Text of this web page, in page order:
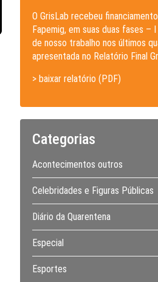
O GrisLab recebeu
Fapemig, em suas duas fases –
de nosso trabalho nos últimos
apresentada no Relatório Final
> baixar relatório (PDF)
Categorias
Acontecimentos outros
Celebridades e Figuras Públicas
Diário da Quarentena
Especial
Esportes